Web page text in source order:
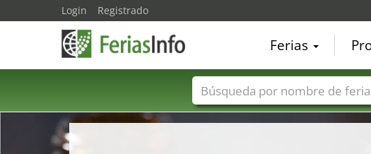
Login Registrado
Ferias
Nombres de ferias Países